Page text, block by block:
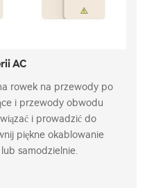
AC
rowek na przewody po
i przewody obwodu
i prowadzić do
piękne okablowanie
samodzielnie.